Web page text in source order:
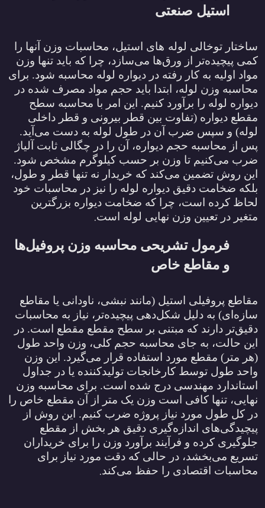
استیل صنعتی
ساختار توخالی لوله‌ های استیل، محاسبات وزن آنها را
کمی پیچیده‌تر از ورق‌ها می‌سازد، چرا که باید تنها وزن
مواد اولیه به کار رفته در دیواره لوله محاسبه شود. برای
محاسبه وزن لوله، ابتدا باید حجم مواد مصرف شده در
دیواره لوله را برآورد کنیم. این امر با محاسبه سطح
مقطع دیواره (تفاوت بین قطر بیرونی و قطر داخلی
لوله) و سپس ضرب آن در طول لوله به دست می‌آید.
پس از محاسبه حجم دیواره، آن را در چگالی ثابت آلیاژ
ضرب می‌کنیم تا وزن بر حسب کیلوگرم مشخص شود.
این روش تضمین می‌کند که خریدار نه تنها قطر و طول،
بلکه ضخامت دقیق دیواره لوله را نیز در محاسبات خود
لحاظ کرده است، چرا که ضخامت دیواره بزرگترین
متغیر در تعیین وزن نهایی لوله است.
فرمول تشریحی محاسبه وزن پروفیل‌ها
و مقاطع خاص
مقاطع پروفیلی استیل (مانند نبشی، ناودانی یا مقاطع
سازه‌ای) به دلیل شکل‌دهی پیچیده‌تر، نیاز به محاسبات
دقیق‌تر دارند که مبتنی بر سطح مقطع مقطع است. در
این حالت، به جای محاسبه حجم کلی، وزن واحد طول
(هر متر) مقطع مورد استفاده قرار می‌گیرد. این وزن
واحد طول توسط کارخانجات تولیدکننده یا در جداول
استاندارد مهندسی درج شده است. برای محاسبه وزن
نهایی، تنها کافی است وزن یک متر از آن مقطع خاص را
در کل طول مورد نیاز پروژه ضرب کنیم. این روش از
پیچیدگی‌های اندازه‌گیری دقیق هر بخش از مقطع
جلوگیری کرده و فرآیند برآورد وزن را برای خریداران
تسریع می‌بخشد، در حالی که دقت مورد نیاز برای
محاسبات اقتصادی را حفظ می‌کند.